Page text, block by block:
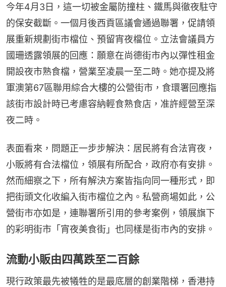
今年4月3日，這一切被金屬防撞柱、鐵馬與徹夜駐守
的保安截斷。一個月後西貢區議會通過聯署，促請領
展重新規劃街市檔位、預留宵夜檔位。立法會議員方
國珊透露領展的回應：願意在尚德街市內以彈性租金
開設夜市熟食檔，營業至凌晨一至二時。她亦提及將
軍澳第67區聯用綜合大樓的公營街市，食環署回應指
該街市設計時已考慮容納輕食熟食店，准許經營至深
夜二時。
表面看來，問題正一步步解決：居民將有合法宵夜，
小販將有合法檔位，領展有所配合，政府亦有安排。
然而細察之下，所有解決方案皆指向同一種形式，即
把街頭文化收編入街市檔位之內。私營商場如此，公
營街市亦如是，連聯署所引用的參考案例，領展旗下
的彩明街市「宵夜美食街」也同樣是街市內的安排。
流動小販由四萬跌至二百餘
現行政策最先被犧牲的是最底層的創業階梯，香港持